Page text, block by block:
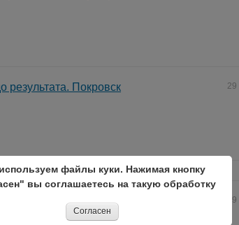
29
результата. Покровск
новой силой. Покровск
файлы куки. Нажимая кнопку
вы соглашаетесь на такую обработку
Согласен